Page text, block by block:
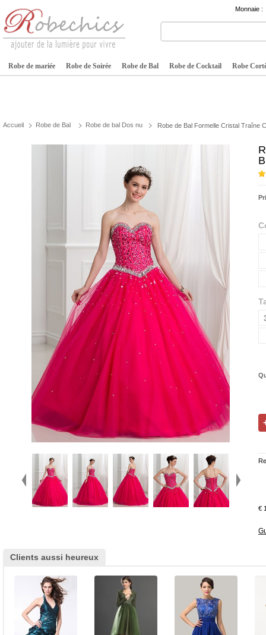
Monnaie :
Robe de mariée Robe de Soirée Robe de Bal Robe de Cocktail Robe
Accueil Robe de Bal Robe de bal Dos nu Robe de Bal Formelle Cristal Traîne
€
Clients aussi heureux